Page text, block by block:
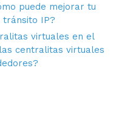
puede mejorar tu
tránsito IP?
virtuales en el
centralitas virtuales